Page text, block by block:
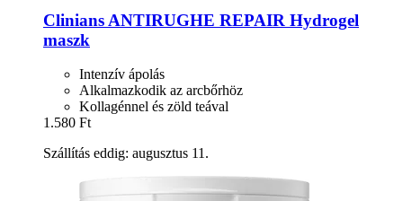
Clinians ANTIRUGHE REPAIR Hydrogel
maszk
Intenzív ápolás
Alkalmazkodik az arcbőrhöz
Kollagénnel és zöld teával
1.580 Ft
Szállítás eddig: augusztus 11.